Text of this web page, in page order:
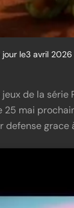
jour le3 avril 2026
de la
25 mai
defense